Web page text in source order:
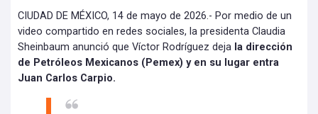
CIUDAD DE MÉXICO, 14 de mayo de 2026.- Por medio de un
video compartido en redes sociales, la presidenta Claudia
Sheinbaum anunció que Víctor Rodríguez deja la dirección
de Petróleos Mexicanos (Pemex) y en su lugar entra
Juan Carlos Carpio.